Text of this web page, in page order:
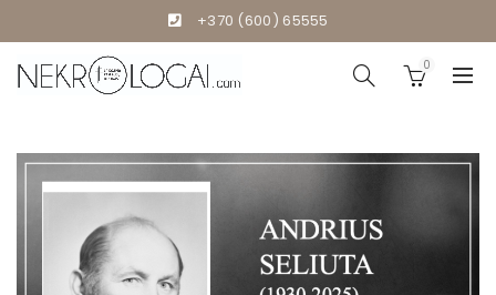
+370 (600) 65555
0